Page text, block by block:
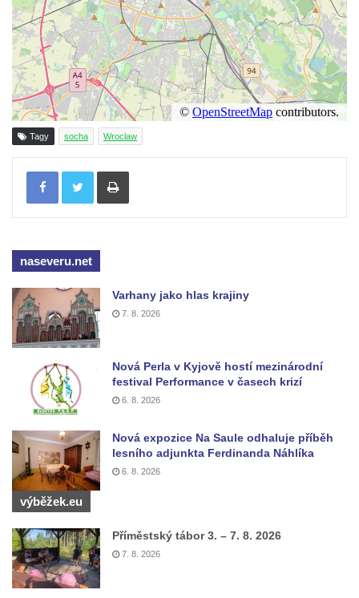
Duchcově
Socha svatého Václava u kostela
Zvěstování Panny Marie v Duchcově
Socha svatého Prokopa u kostela
Zvěstování Panny Marie v Duchcově
Socha Hoch vytahující si trn z paty v Knížecí
zahradě v zámeckém parku v Duchcově
Socha Niké v Knížecí zahradě v zámeckém
parku v Duchcově
Socha Walthera von der Vogelweide v
Busta Bedřicha Smetany v sadech B.
Busta Ludwiga van Beethovena v sadech
B. Smetany v Duchcově
Němcové v Duchcově
Památník Johanna Wolfganga Goetha u
Socha svatého Salvátora před kostelem
svatých Petra a Pavla v Jeníkově
Socha svatého Pavla před kostelem
svatých Petra a Pavla v Jeníkově
Socha svatého Petra před kostelem svatých
Petra a Pavla v Jeníkově
Socha svatého Jana Nepomuckého před
Tagy socha Wroclaw
Tisknout
naseveru.net
Varhany jako hlas krajiny
7. 8. 2026
Nová Perla v Kyjově hostí mezinárodní
festival Performance v časech krizí
6. 8. 2026
Nová expozice Na Saule odhaluje příběh
lesního adjunkta Ferdinanda Náhlíka
6. 8. 2026
výběžek.eu
Příměstský tábor 3. – 7. 8. 2026
7. 8. 2026